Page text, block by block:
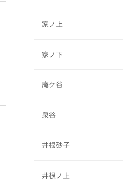
家ノ上
家ノ下
庵ケ谷
泉谷
井根砂子
井根ノ上